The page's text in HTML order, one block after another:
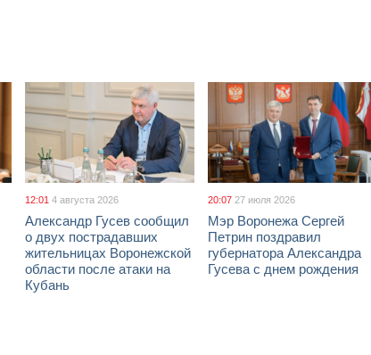
12:01 4 августа 2026
Александр Гусев сообщил
о двух пострадавших
жительницах Воронежской
области после атаки на
Кубань
20:07 27 июля 2026
Мэр Воронежа Сергей
Петрин поздравил
губернатора Александра
Гусева с днем рождения